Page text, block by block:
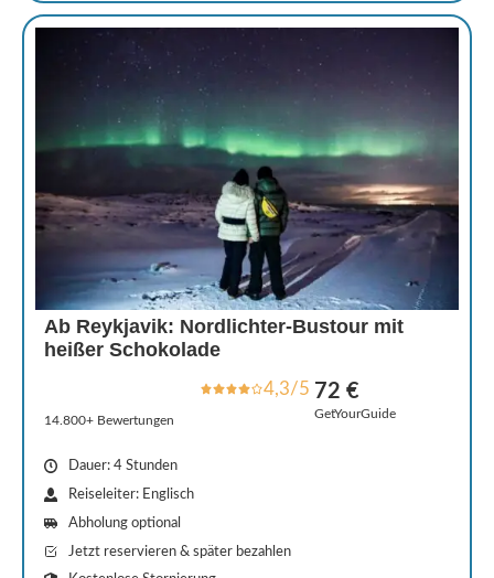
Ab Reykjavik: Nordlichter-Bustour mit
heißer Schokolade
4,3/5
14.800+ Bewertungen
72 €
GetYourGuide
Dauer: 4 Stunden
Reiseleiter: Englisch
Abholung optional
Jetzt reservieren & später bezahlen